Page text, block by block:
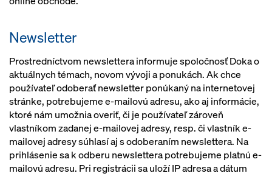
Newsletter
Prostredníctvom newslettera informuje spoločnosť Doka o
aktuálnych témach, novom vývoji a ponukách. Ak chce
používateľ odoberať newsletter ponúkaný na internetovej
stránke, potrebujeme e-mailovú adresu, ako aj informácie,
ktoré nám umožnia overiť, či je používateľ zároveň
vlastníkom zadanej e-mailovej adresy, resp. či vlastník e-
mailovej adresy súhlasí aj s odoberaním newslettera. Na
prihlásenie sa k odberu newslettera potrebujeme platnú e-
mailovú adresu. Pri registrácii sa uloží IP adresa a dátum